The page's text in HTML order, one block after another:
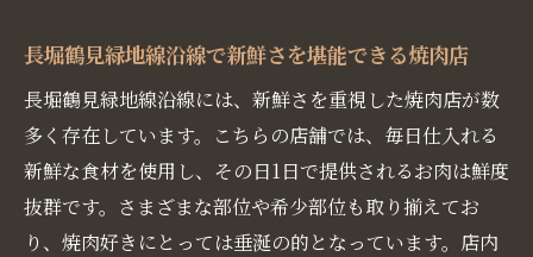
長堀鶴見緑地線沿線で新鮮さを堪能できる焼肉店
長堀鶴見緑地線沿線には、新鮮さを重視した焼肉店が数
多く存在しています。こちらの店舗では、毎日仕入れる
新鮮な食材を使用し、その日1日で提供されるお肉は鮮度
抜群です。さまざまな部位や希少部位も取り揃えてお
り、焼肉好きにとっては垂涎の的となっています。店内